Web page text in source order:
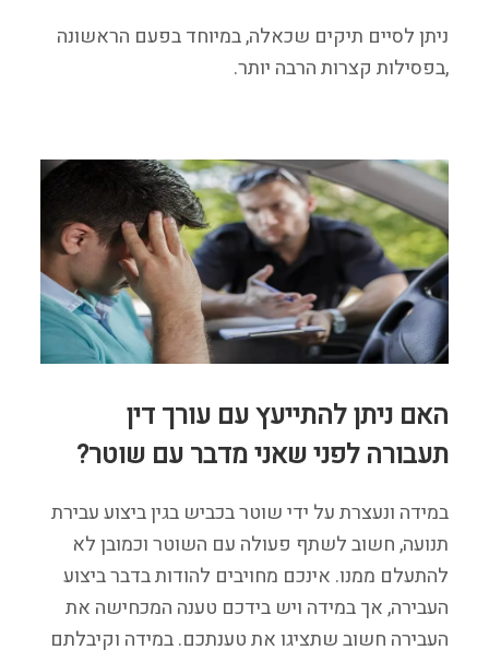
ניתן לסיים תיקים שכאלה, במיוחד בפעם הראשונה
,בפסילות קצרות הרבה יותר.
האם ניתן להתייעץ עם עורך דין
תעבורה לפני שאני מדבר עם שוטר?
במידה ונעצרת על ידי שוטר בכביש בגין ביצוע עבירת
תנועה, חשוב לשתף פעולה עם השוטר וכמובן לא
להתעלם ממנו. אינכם מחויבים להודות בדבר ביצוע
העבירה, אך במידה ויש בידכם טענה המכחישה את
העבירה חשוב שתציגו את טענתכם. במידה וקיבלתם